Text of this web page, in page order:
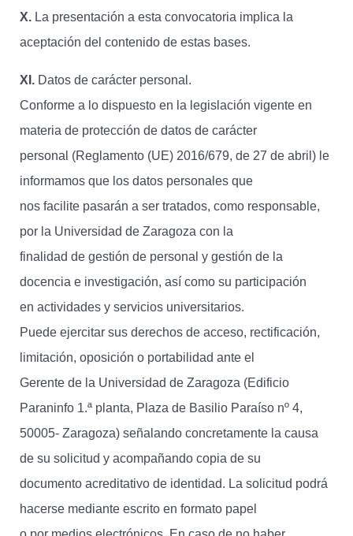
X. La presentación a esta convocatoria implica la
aceptación del contenido de estas bases.
XI. Datos de carácter personal.
Conforme a lo dispuesto en la legislación vigente en
materia de protección de datos de carácter
personal (Reglamento (UE) 2016/679, de 27 de abril) le
informamos que los datos personales que
nos facilite pasarán a ser tratados, como responsable,
por la Universidad de Zaragoza con la
finalidad de gestión de personal y gestión de la
docencia e investigación, así como su participación
en actividades y servicios universitarios.
Puede ejercitar sus derechos de acceso, rectificación,
limitación, oposición o portabilidad ante el
Gerente de la Universidad de Zaragoza (Edificio
Paraninfo 1.ª planta, Plaza de Basilio Paraíso nº 4,
50005- Zaragoza) señalando concretamente la causa
de su solicitud y acompañando copia de su
documento acreditativo de identidad. La solicitud podrá
hacerse mediante escrito en formato papel